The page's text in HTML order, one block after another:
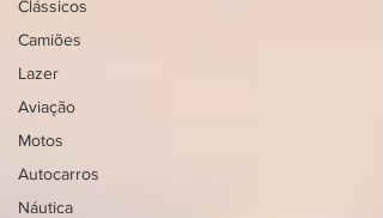
Clássicos
Camiões
Lazer
Aviação
Motos
Autocarros
Náutica